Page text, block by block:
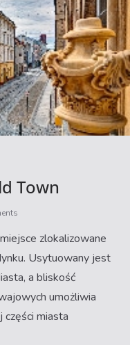
Town
zlokalizowane
Usytuowany jest
a bliskość
umożliwia
miasta